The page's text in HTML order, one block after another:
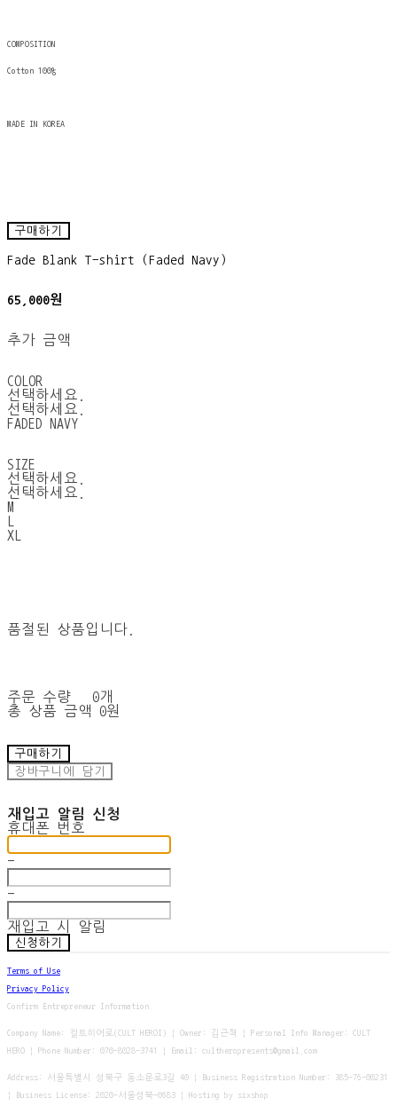
COMPOSITION
Cotton 100%
MADE IN KOREA
구매하기
Fade Blank T-shirt (Faded Navy)
65,000원
추가 금액
COLOR
선택하세요.
선택하세요.
FADED NAVY
SIZE
선택하세요.
선택하세요.
M
XL
품절된 상품입니다.
주문 수량
0개
총 상품 금액
0원
구매하기
장바구니에 담기
재입고 알림 신청
휴대폰 번호
-
-
재입고 시 알림
신청하기
Terms of Use
Privacy Policy
Confirm Entrepreneur Information
Company Name: 컬트히어로(CULT HEROI) | Owner: 김근혁 | Personal Info Manager: CULT
HERO | Phone Number: 070-8028-3741 | Email: cultheropresents@gmail.com
Address: 서울특별시 성북구 동소문로3길 40 | Business Registration Number: 385-76-00231
| Business License: 2020-서울성북-0683 | Hosting by sixshop